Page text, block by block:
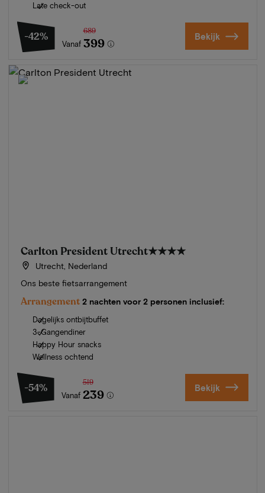
Late check-out
-42%
Vanaf
689
399 Bekijk
Carlton President Utrecht★★★★
Utrecht, Nederland
Ons beste fietsarrangement
Arrangement 2 nachten voor 2 personen inclusief:
Dagelijks ontbijtbuffet
3-Gangendiner
Happy Hour snacks
Wellness ochtend
-54%
Vanaf
519
239 Bekijk